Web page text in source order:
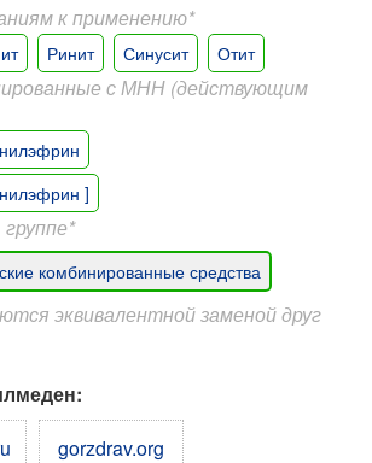
к применению*
Ринит Синусит Отит
с МНН (действующим
]
комбинированные средства
эквивалентной заменой друг
gorzdrav.org